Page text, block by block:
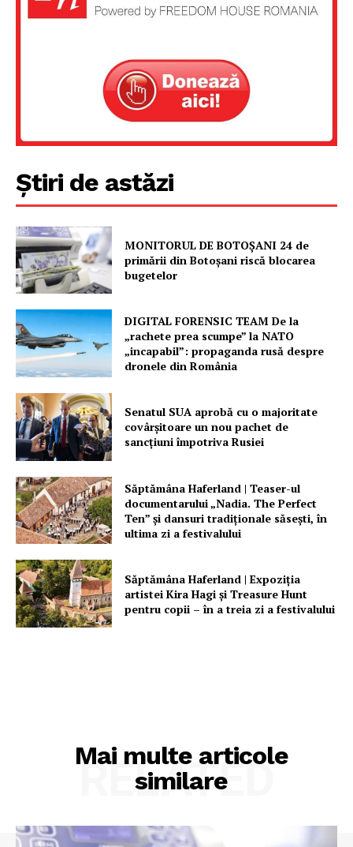
Un proiect
FREEDOM HOUSE ROMÂNIA
Despre noi / Echipa
Proiecte editoriale
Contact
Știri de astăzi
MONITORUL DE BOTOȘANI 24 de
primării din Botoșani riscă blocarea
bugetelor
DIGITAL FORENSIC TEAM De la
„rachete prea scumpe” la NATO
„incapabil”: propaganda rusă despre
dronele din România
Senatul SUA aprobă cu o majoritate
covârșitoare un nou pachet de
sancțiuni împotriva Rusiei
Săptămâna Haferland | Teaser-ul
documentarului „Nadia. The Perfect
Ten” şi dansuri tradiţionale săseşti, în
ultima zi a festivalului
Săptămâna Haferland | Expoziţia
artistei Kira Hagi şi Treasure Hunt
pentru copii – în a treia zi a festivalului
Mai multe articole
similare
RELATED